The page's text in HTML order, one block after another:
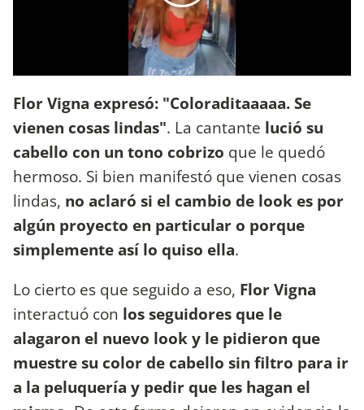
Flor Vigna expresó: "Coloraditaaaaa. Se
vienen cosas lindas". La cantante lució su
cabello con un tono cobrizo que le quedó
hermoso. Si bien manifestó que vienen cosas
lindas, no aclaró si el cambio de look es por
algún proyecto en particular o porque
simplemente así lo quiso ella.
Lo cierto es que seguido a eso, Flor Vigna
interactuó con los seguidores que le
alagaron el nuevo look y le pidieron que
muestre su color de cabello sin filtro para ir
a la peluquería y pedir que les hagan el